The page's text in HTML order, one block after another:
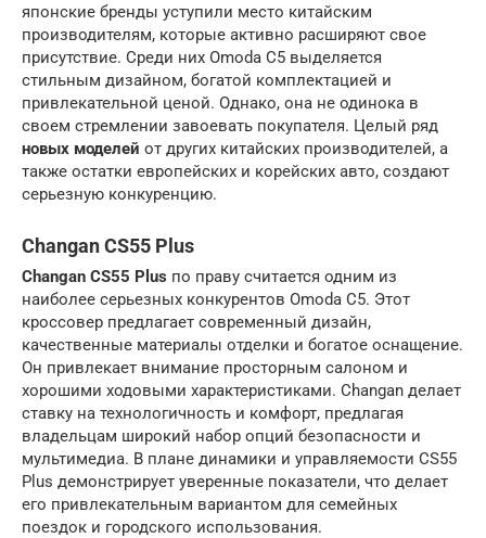
японские бренды уступили место китайским
производителям, которые активно расширяют свое
присутствие. Среди них Omoda C5 выделяется
стильным дизайном, богатой комплектацией и
привлекательной ценой. Однако, она не одинока в
своем стремлении завоевать покупателя. Целый ряд
новых моделей от других китайских производителей, а
также остатки европейских и корейских авто, создают
серьезную конкуренцию.
Changan CS55 Plus
Changan CS55 Plus по праву считается одним из
наиболее серьезных конкурентов Omoda C5. Этот
кроссовер предлагает современный дизайн,
качественные материалы отделки и богатое оснащение.
Он привлекает внимание просторным салоном и
хорошими ходовыми характеристиками. Changan делает
ставку на технологичность и комфорт, предлагая
владельцам широкий набор опций безопасности и
мультимедиа. В плане динамики и управляемости CS55
Plus демонстрирует уверенные показатели, что делает
его привлекательным вариантом для семейных
поездок и городского использования.